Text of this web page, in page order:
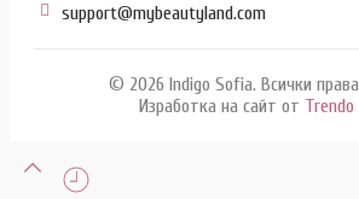
support@mybeautyland.com
© 2026 Indigo Sofia. Всички права
Изработка на сайт от